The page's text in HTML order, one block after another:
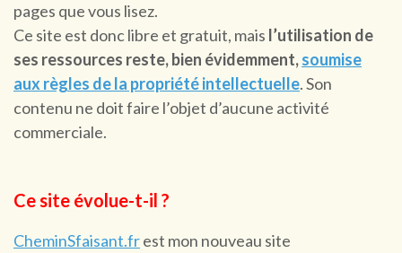
pages que vous lisez.
Ce site est donc libre et gratuit, mais l’utilisation de
ses ressources reste, bien évidemment,soumise
aux règles de la propriété intellectuelle. Son
contenu ne doit faire l’objet d’aucune activité
commerciale.
Ce site évolue-t-il ?
CheminSfaisant.frest mon nouveau site